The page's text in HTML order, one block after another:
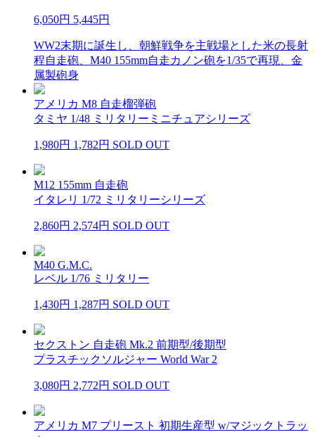
6,050円 5,445円
WW2末期に誕生し、朝鮮戦争を主戦場とした米の長射
程自走砲、M40 155mm自走カノン砲を1/35で再現、金
属製砲身
アメリカ M8 自走榴弾砲
タミヤ 1/48 ミリタリーミニチュアシリーズ
1,980円 1,782円 SOLD OUT
M12 155mm 自走砲
イタレリ 1/72 ミリタリーシリーズ
2,860円 2,574円 SOLD OUT
M40 G.M.C.
レベル 1/76 ミリタリー
1,430円 1,287円 SOLD OUT
セクストン 自走砲 Mk.2 前期型/後期型
プラスチックソルジャー World War 2
3,080円 2,772円 SOLD OUT
アメリカ M7 プリースト 初期生産型 w/マジックトラッ